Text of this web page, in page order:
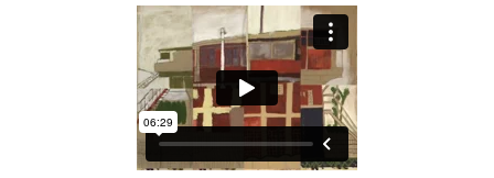
LA GIRAFE, LE TIGRE ET L...